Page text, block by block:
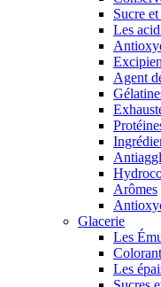
Sucre
Les
Agent
Arômes
Glacerie
Les
Les